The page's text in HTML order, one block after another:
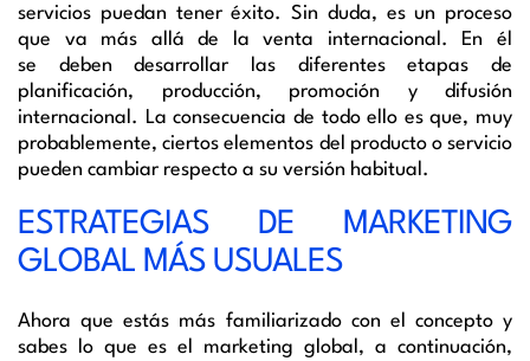
servicios puedan tener éxito. Sin duda, es un proceso
que va más allá de la venta internacional. En él
se deben desarrollar las diferentes etapas de
planificación, producción, promoción y difusión
internacional. La consecuencia de todo ello es que, muy
probablemente, ciertos elementos del producto o servicio
pueden cambiar respecto a su versión habitual.
ESTRATEGIAS DE MARKETING
GLOBAL MÁS USUALES
Ahora que estás más familiarizado con el concepto y
sabes lo que es el marketing global, a continuación,